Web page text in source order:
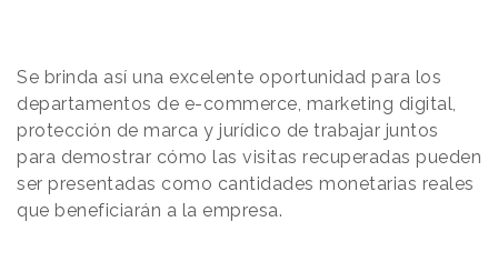
Se brinda así una excelente oportunidad para los
departamentos de e-commerce, marketing digital,
protección de marca y jurídico de trabajar juntos
para demostrar cómo las visitas recuperadas pueden
ser presentadas como cantidades monetarias reales
que beneficiarán a la empresa.